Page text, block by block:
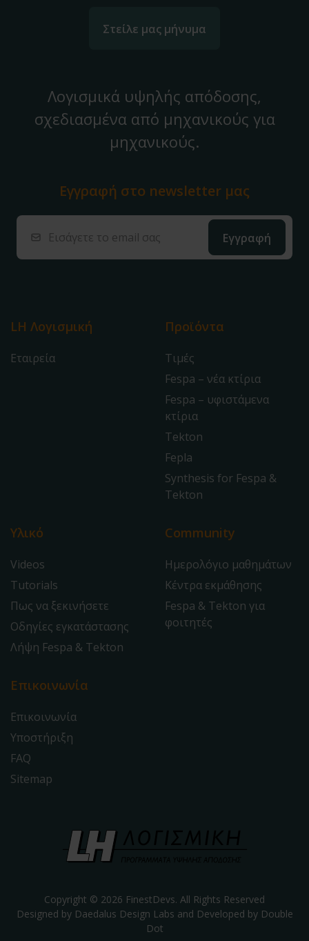
Στείλε μας μήνυμα
Λογισμικά υψηλής απόδοσης,
σχεδιασμένα από μηχανικούς για
μηχανικούς.
LH Λογισμική
Εταιρεία
Προϊόντα
Τιμές
Fespa – νέα κτίρια
Fespa – υφιστάμενα
κτίρια
Tekton
Fepla
Synthesis for Fespa &
Tekton
Υλικό
Videos
Tutorials
Πως να ξεκινήσετε
Οδηγίες εγκατάστασης
Λήψη Fespa & Tekton
Community
Ημερολόγιο μαθημάτων
Κέντρα εκμάθησης
Fespa & Tekton για
φοιτητές
Επικοινωνία
Επικοινωνία
Υποστήριξη
FAQ
Sitemap
Εγγραφή στο newsletter μας
Copyright © 2026 FinestDevs. All Rights Reserved
Designed by Daedalus Design Labs and Developed by Double
Dot